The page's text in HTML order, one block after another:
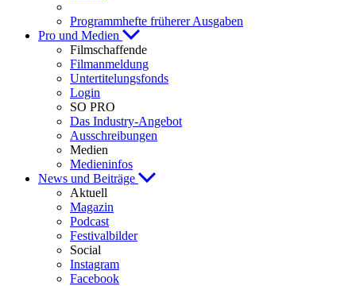
Programmhefte früherer Ausgaben
Pro und Medien
Filmschaffende
Filmanmeldung
Untertitelungsfonds
Login
SO PRO
Das Industry-Angebot
Ausschreibungen
Medien
Medieninfos
News und Beiträge
Aktuell
Magazin
Podcast
Festivalbilder
Social
Instagram
Facebook